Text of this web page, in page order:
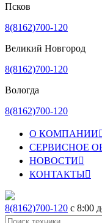
Псков
8(8162)700-120
Великий Новгород
8(8162)700-120
Вологда
8(8162)700-120
О КОМПАНИИ
СЕРВИСНОЕ
НОВОСТИ
КОНТАКТЫ
8(8162)700-120 с 8:00